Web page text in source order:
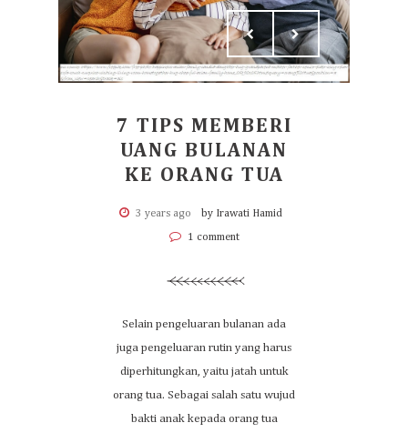
7 TIPS MEMBERI
UANG BULANAN
KE ORANG TUA
3 years ago by Irawati Hamid
1 comment
Selain pengeluaran bulanan ada
juga pengeluaran rutin yang harus
diperhitungkan, yaitu jatah untuk
orang tua. Sebagai salah satu wujud
bakti anak kepada orang tua